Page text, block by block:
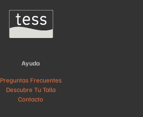
Ayuda
Preguntas Frecuentes
Descubre Tu Talla
Contacto